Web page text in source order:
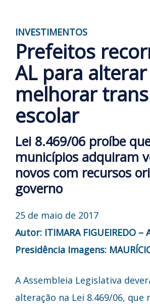
INVESTIMENTOS
Prefeitos
AL para
melhorar
escolar
Lei 8.469/06 proíbe
municípios adquiram
novos com recursos
governo
25 de maio de 2017
Autor: ITIMARA FIGUEIREDO –
Presidência Imagens:
A Assembleia Legislativa
alteração na Lei 8.469/06, que